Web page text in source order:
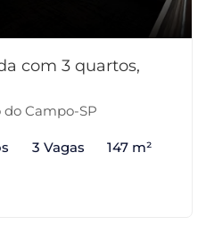
com 3 quartos,
do Campo-SP
3 Vagas 147 m²